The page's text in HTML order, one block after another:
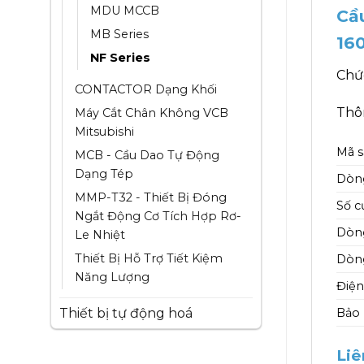
MDU MCCB
MB Series
NF Series
CONTACTOR Dạng Khối
Máy Cắt Chân Không VCB
Mitsubishi
MCB - Cầu Dao Tự Động
Dạng Tép
MMP-T32 - Thiết Bị Đóng
Ngắt Động Cơ Tích Hợp Rơ-
Le Nhiệt
Thiết Bị Hỗ Trợ Tiết Kiệm
Năng Lượng
Thiết bị tự động hoá
Mã
Số